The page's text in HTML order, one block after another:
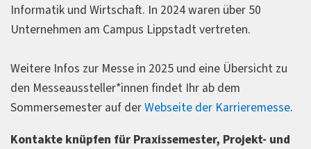
Informatik und Wirtschaft. In 2024 waren über 50
Unternehmen am Campus Lippstadt vertreten.
Weitere Infos zur Messe in 2025 und eine Übersicht zu
den Messeaussteller*innen findet Ihr ab dem
Sommersemester auf derWebseite der Karrieremesse.
Kontakte knüpfen für Praxissemester, Projekt- und